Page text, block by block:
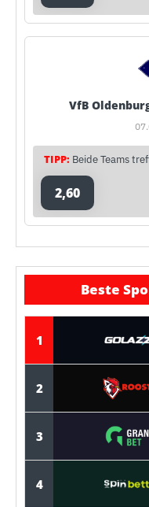
VfB
TIPP: Beide Teams
2,60
Beste
1
2
3
4